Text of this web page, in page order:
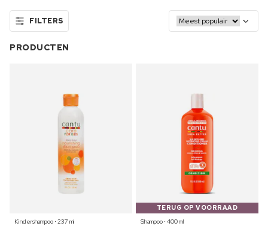
FILTERS
PRODUCTEN
Kindershampoo ⋅ 237 ml
TERUG OP VOORRAAD
Shampoo ⋅ 400 ml